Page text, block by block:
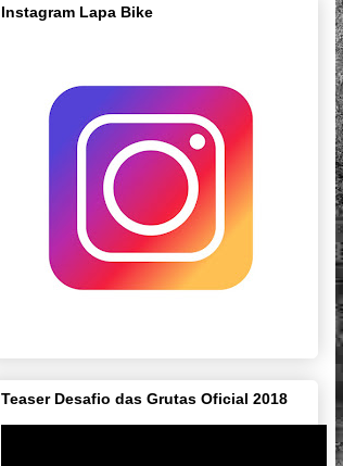
Instagram Lapa Bike
Teaser Desafio das Grutas Oficial 2018